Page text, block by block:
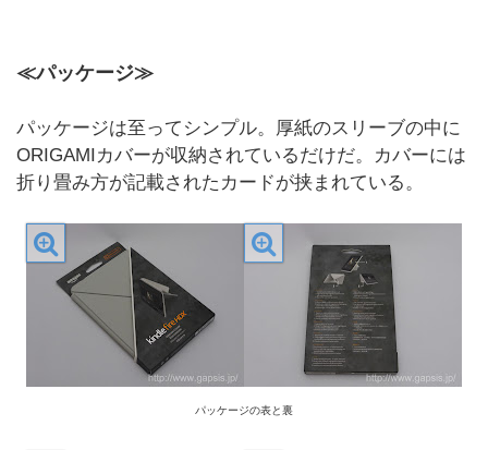
≪パッケージ≫
パッケージは至ってシンプル。厚紙のスリーブの中に
ORIGAMIカバーが収納されているだけだ。カバーには
折り畳み方が記載されたカードが挟まれている。
パッケージの表と裏